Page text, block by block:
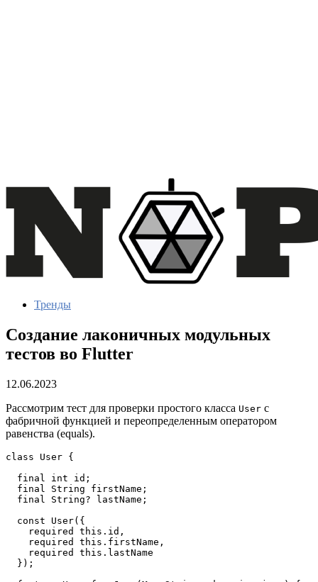
Тренды
Создание лаконичных модульных
тестов во Flutter
12.06.2023
Рассмотрим тест для проверки простого класса User с
фабричной функцией и переопределенным оператором
равенства (equals).
class User {
  final int id;
  final String firstName;
  final String? lastName;
  const User({
    required this.id,
    required this.firstName,
    required this.lastName
  });